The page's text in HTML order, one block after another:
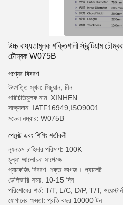
উচ্চ বাধ্যতামূলক শক্তিশালী স্ট্রন্টিয়াম
চৌম্বক W075B
পণ্যের বিবরণ
উৎপত্তি স্থল: সিচুয়ান, চীন
পরিচিতিমুলক নাম: XINHEN
সাক্ষ্যদান: IATF16949,ISO9001
মডেল নম্বার: W075B
পেমেন্ট এবং শিপিং শর্তাবলী
ন্যূনতম চাহিদার পরিমাণ: 100K
মূল্য: আলোচনা সাপেক্ষে
প্যাকেজিং বিবরণ: শক্ত কাগজ + প্যালেট
ডেলিভারি সময়: 10-15 দিন
পরিশোধের শর্ত: T/T, L/C, D/P, T/T, ওয়েস্টার্ন
যোগানের ক্ষমতা: প্রতি বছর 10000 টন